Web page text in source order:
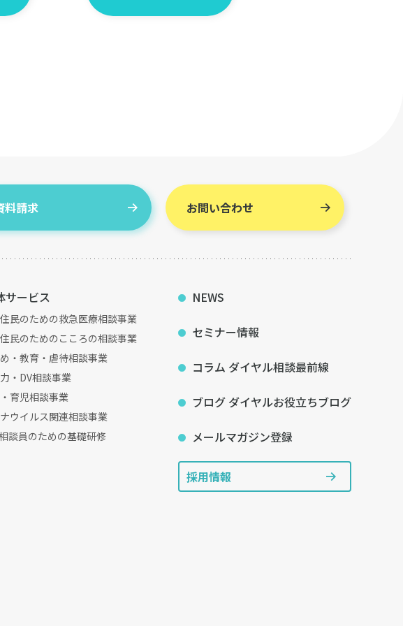
料請求 お問い合わせ
サービス
民のための救急医療相談事業
民のためのこころの相談事業
・教育・虐待相談事業
・DV相談事業
育児相談事業
ウイルス関連相談事業
談員のための基礎研修
NEWS
セミナー情報
コラム ダイヤル相談最前線
ブログ ダイヤルお役立ちブログ
メールマガジン登録
採用情報